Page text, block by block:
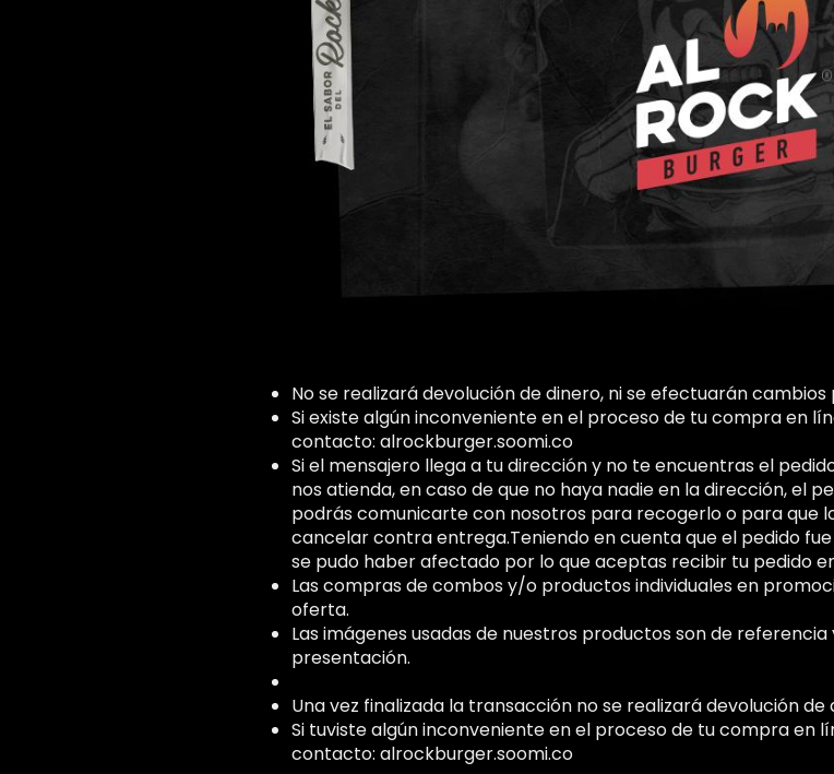
No se realizará devolución de dinero, ni se efectuarán
Si existe algún inconveniente en el proceso de tu compra en
contacto: alrockburger.soomi.co
Si el mensajero llega a tu dirección y no te encuentras el
nos atienda, en caso de que no haya nadie en la dirección, el
podrás comunicarte con nosotros para recogerlo o para que
cancelar contra entrega.Teniendo en cuenta que el pedido
se pudo haber afectado por lo que aceptas recibir tu pedido
Las compras de combos y/o productos individuales en
oferta.
Las imágenes usadas de nuestros productos son de
presentación.
Una vez finalizada la transacción no se realizará devolución de
Si tuviste algún inconveniente en el proceso de tu compra en
contacto: alrockburger.soomi.co